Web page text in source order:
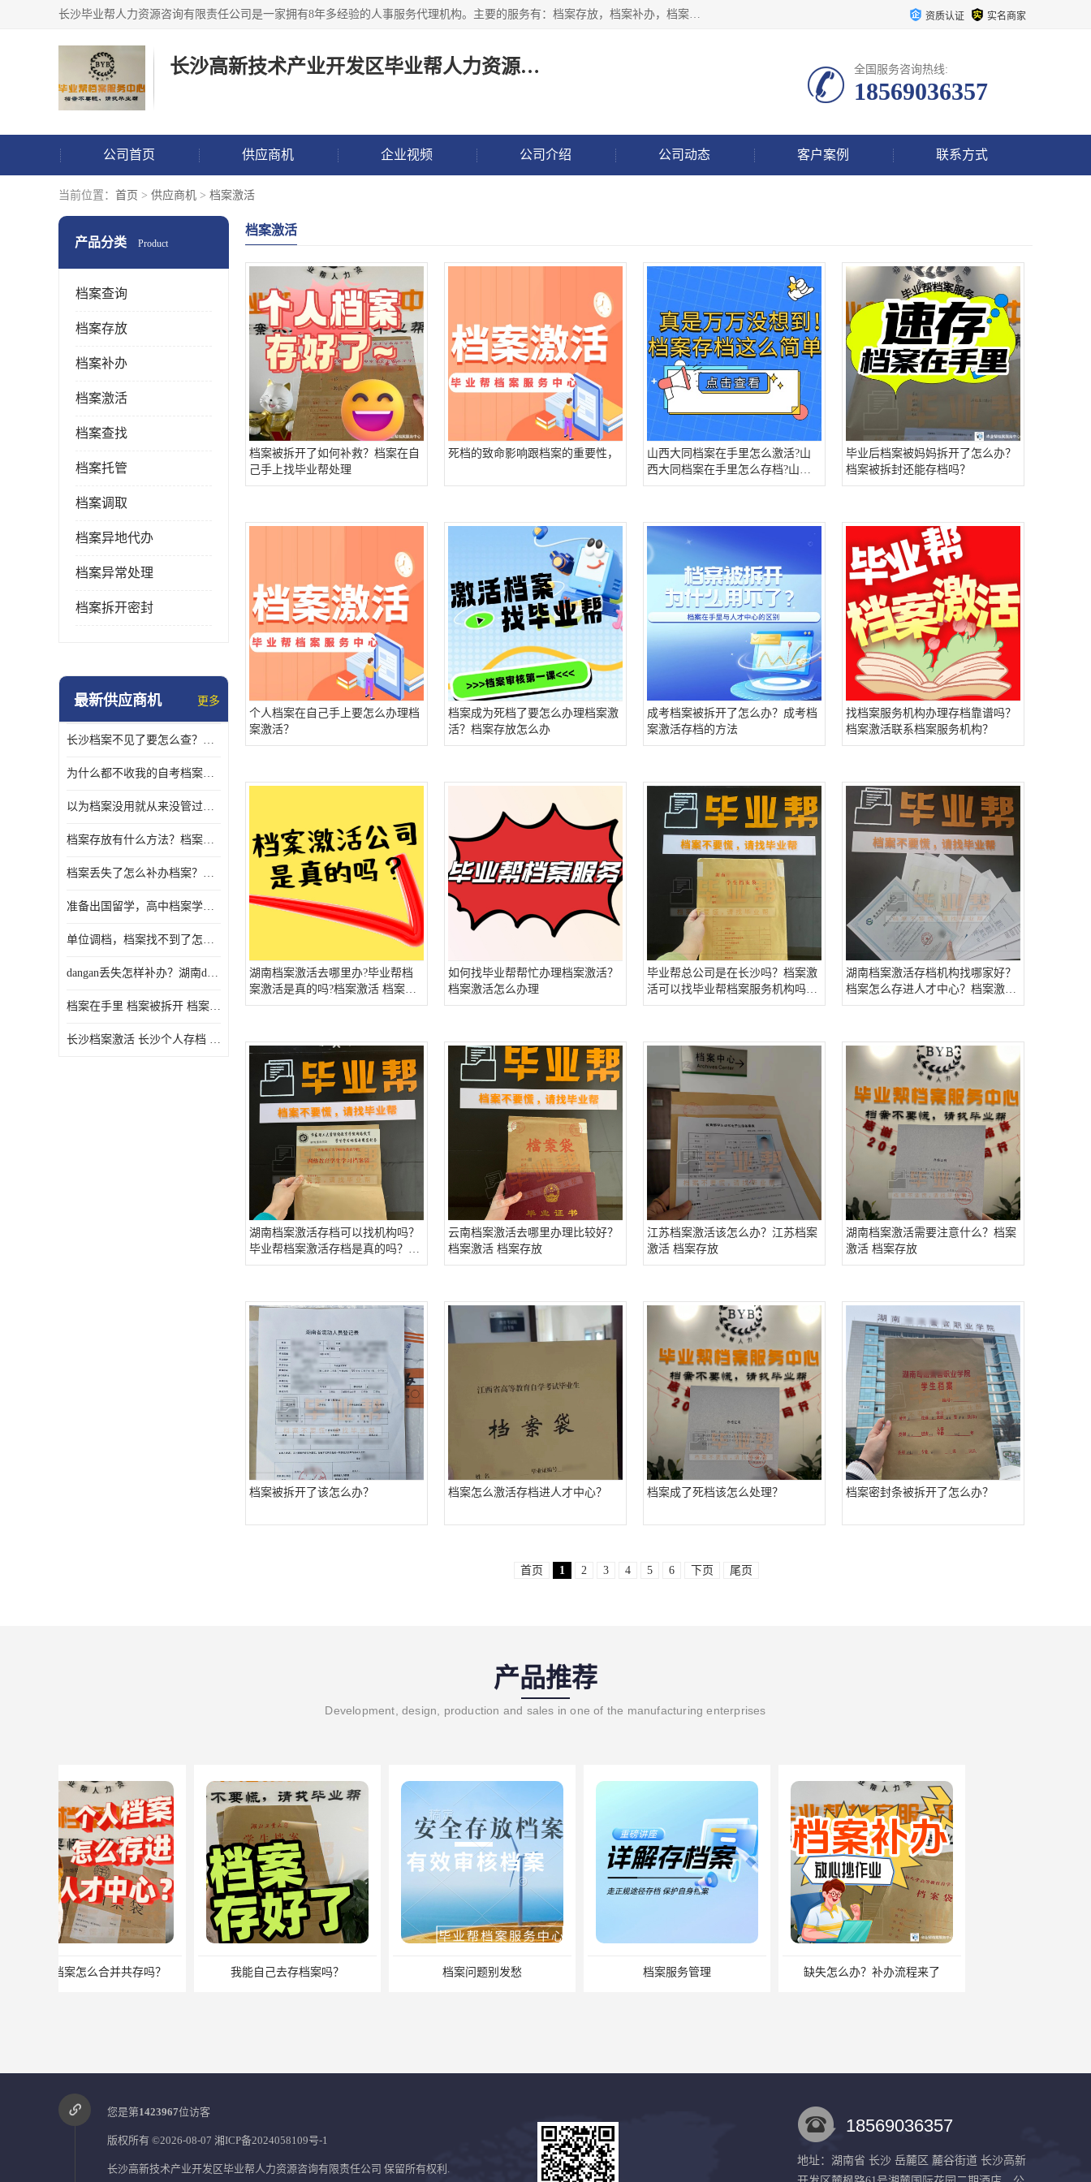
长沙毕业帮人力资源咨询有限责任公司是一家拥有8年多经验的人事服务代理机构。主要的服务有：档案存放，档案补办，档案激活，档案查询，档案查找，档案托管，档案调取，档案异地代办，档案异常处理 等；提供毕业档案处理、人事档案服务、商务代理代办、个人档案等服务，同时办事过程全程与客户沟通，确保真实、安全、可靠！ 资质认证 实名商家
长沙高新技术产业开发区毕业帮人力资源咨询有限责任公司 全国服务咨询热线:
18569036357
公司首页 供应商机 企业视频 公司介绍 公司动态 客户案例 联系方式
当前位置： 首页 > 供应商机 > 档案激活
产品分类 Product
档案查询
档案存放
档案补办
档案激活
档案查找
档案托管
档案调取
档案异地代办
档案异常处理
档案拆开密封
最新供应商机 更多
长沙档案不见了要怎么查？档案查询 档案补办
为什么都不收我的自考档案？自考档案怎么存档？
以为档案没用就从来没管过，现在要用档案该怎么办？
档案存放有什么方法？档案在手里为什么不能用
档案丢失了怎么补办档案？湖南档案补办 档案补办方法
准备出国留学，高中档案学校发给我了怎么办？
单位调档，档案找不到了怎么办？
dangan丢失怎样补办？湖南dangan丢失补办流程介绍！
档案在手里 档案被拆开 档案补办 档案问题一站式服务
长沙档案激活 长沙个人存档 长沙档案存档
档案激活
档案被拆开了如何补救？档案在自
己手上找毕业帮处理
死档的致命影响跟档案的重要性，
山西大同档案在手里怎么激活?山
西大同档案在手里怎么存档?山西
没有前置学历怎么存档案？
毕业后档案被妈妈拆开了怎么办？
档案被拆封还能存档吗？
个人档案在自己手上要怎么办理档
案激活？
档案成为死档了要怎么办理档案激
活？档案存放怎么办
成考档案被拆开了怎么办？成考档
案激活存档的方法
找档案服务机构办理存档靠谱吗？
档案激活联系档案服务机构？
湖南档案激活去哪里办?毕业帮档
案激活是真的吗?档案激活 档案存
档
如何找毕业帮帮忙办理档案激活？
档案激活怎么办理
毕业帮总公司是在长沙吗？档案激
活可以找毕业帮档案服务机构吗？
毕业帮存档案 档案激活存档
湖南档案激活存档机构找哪家好？
档案怎么存进人才中心？档案激活
档案存档
湖南档案激活存档可以找机构吗？
毕业帮档案激活存档是真的吗？档
案激活 档案存放
云南档案激活去哪里办理比较好？
档案激活 档案存放
江苏档案激活该怎么办？江苏档案
激活 档案存放
湖南档案激活需要注意什么？档案
激活 档案存放
档案被拆开了该怎么办？ 档案怎么激活存档进人才中心？ 档案成了死档该怎么处理？ 档案密封条被拆开了怎么办？
首页 1 2 3 4 5 6 下页 尾页
产品推荐
Development, design, production and sales in one of the manufacturing enterprises
我能自己去存档案吗？ 档案问题别发愁 档案服务管理 缺失怎么办？补办流程来了
您是第1423967位访客
版权所有 ©2026-08-07 湘ICP备2024058109号-1
长沙高新技术产业开发区毕业帮人力资源咨询有限责任公司 保留所有权利.
18569036357
地址：湖南省 长沙 岳麓区 麓谷街道 长沙高新